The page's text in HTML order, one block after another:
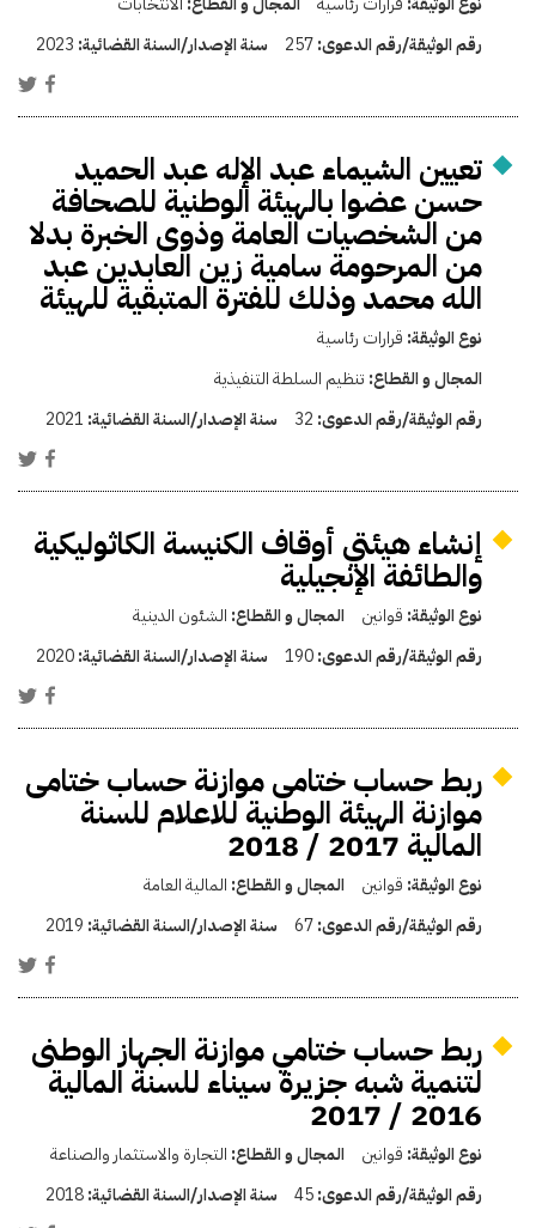
رقم الوثيقة/رقم الدعوى:257 سنة الإصدار/السنة القضائية: 2023
تعيين الشيماء عبد الإله عبد الحميد
حسن عضوا بالهيئة الوطنية للصحافة
من الشخصيات العامة وذوى الخبرة بدلا
من المرحومة سامية زين العابدين عبد
الله محمد وذلك للفترة المتبقية للهيئة
نوع الوثيقة: قرارات رئاسية
المجال و القطاع: تنظيم السلطة التنفيذية
رقم الوثيقة/رقم الدعوى: 32 سنة الإصدار/السنة القضائية: 2021
إنشاء هيئتي أوقاف الكنيسة الكاثوليكية
والطائفة الإنجيلية
نوع الوثيقة: قوانين المجال و القطاع: الشئون الدينية
رقم الوثيقة/رقم الدعوى:190 سنة الإصدار/السنة القضائية:2020
ربط حساب ختامى موازنة حساب ختامى
موازنة الهيئة الوطنية للاعلام للسنة
المالية 2017 / 2018
نوع الوثيقة: قوانين المجال و القطاع: المالية العامة
رقم الوثيقة/رقم الدعوى:67 سنة الإصدار/السنة القضائية: 2019
ربط حساب ختامي موازنة الجهاز الوطنى
لتنمية شبه جزيرة سيناء للسنة المالية
2016 / 2017
نوع الوثيقة: قوانين المجال و القطاع: التجارة والاستثمار والصناعة
رقم الوثيقة/رقم الدعوى:45 سنة الإصدار/السنة القضائية:2018